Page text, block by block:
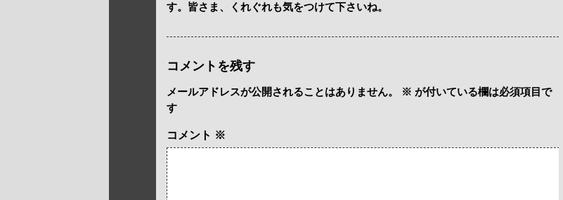
す。皆さま、くれぐれも気をつけて下さいね。
コメントを残す
メールアドレスが公開されることはありません。 ※ が付いている欄は必須項目で
す
コメント ※